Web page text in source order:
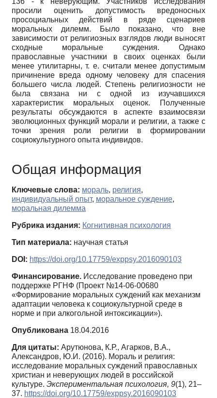
просили оценить допустимость вредоносных
просоциальных действий в ряде сценариев
моральных дилемм. Было показано, что вне
зависимости от религиозных взглядов люди выносят
сходные моральные суждения. Однако
православные участники в своих оценках были
менее утилитарны, т. е. считали менее допустимым
причинение вреда одному человеку для спасения
большего числа людей. Степень религиозности не
была связана ни с одной из изучавшихся
характеристик моральных оценок. Полученные
результаты обсуждаются в аспекте взаимосвязи
эволюционных функций морали и религии, а также с
точки зрения роли религии в формировании
социокультурного опыта индивидов.
Общая информация
Ключевые слова: мораль, религия,
индивидуальный опыт, моральное суждение,
моральная дилемма
Рубрика издания: Когнитивная психология
Тип материала: научная статья
DOI: https://doi.org/10.17759/exppsy.2016090103
Финансирование. Исследование проведено при
поддержке РГНФ (Проект №14-06-00680
«Формирование моральных суждений как механизм
адаптации человека к социокультурной среде в
норме и при алкогольной интоксикации»).
Опубликована 18.04.2016
Для цитаты: Арутюнова, К.Р., Агарков, В.А.,
Александров, Ю.И. (2016). Мораль и религия:
исследование моральных суждений православных
христиан и неверующих людей в российской
культуре. Экспериментальная психология, 9(1), 21–
37. https://doi.org/10.17759/exppsy.2016090103